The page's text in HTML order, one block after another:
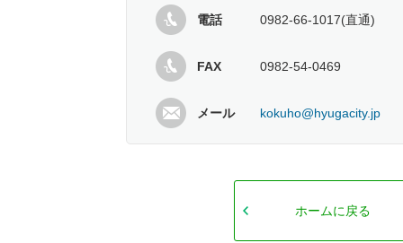
電話 0982-66-1017(直通)
FAX 0982-54-0469
メール kokuho@hyugacity.jp
ホームに戻る